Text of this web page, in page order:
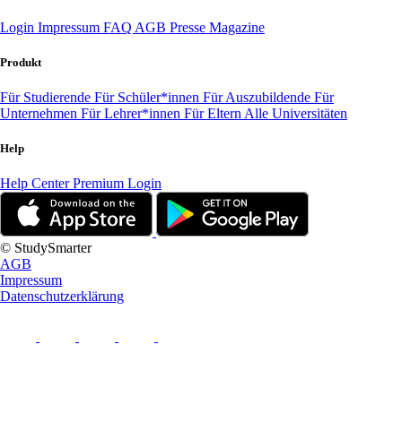
Login Impressum FAQ AGB Presse Magazine
Produkt
Für Studierende Für Schüler*innen Für Auszubildende Für
Unternehmen Für Lehrer*innen Für Eltern Alle Universitäten
Help
Help CenterPremium Login
© StudySmarter
AGB
Impressum
Datenschutzerklärung